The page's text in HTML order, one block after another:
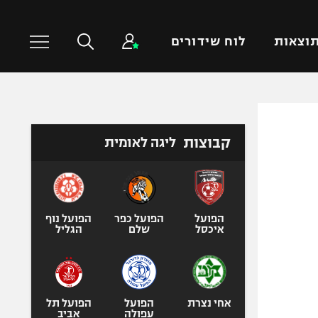
תוצאות לוח שידורים
טניס
כדורעף
אגרוף
ספורט אולימפי
קבוצות ליגה לאומית
הפועל
איכסל
הפועל כפר
שלם
הפועל נוף
הגליל
אחי נצרת
הפועל
עפולה
הפועל תל
אביב